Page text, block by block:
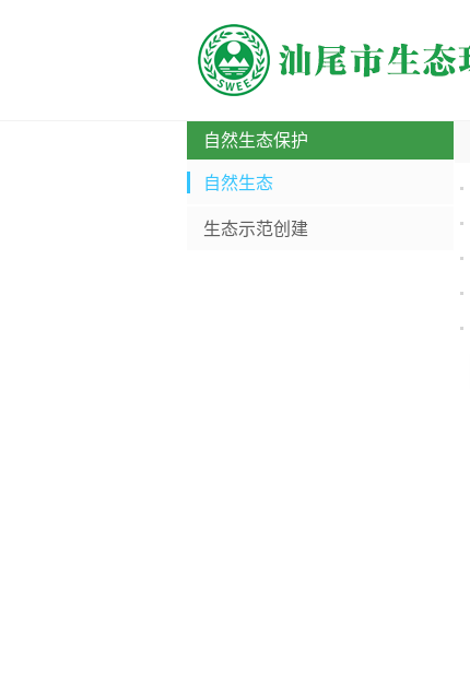
自然生态保护
自然生态
生态示范创建